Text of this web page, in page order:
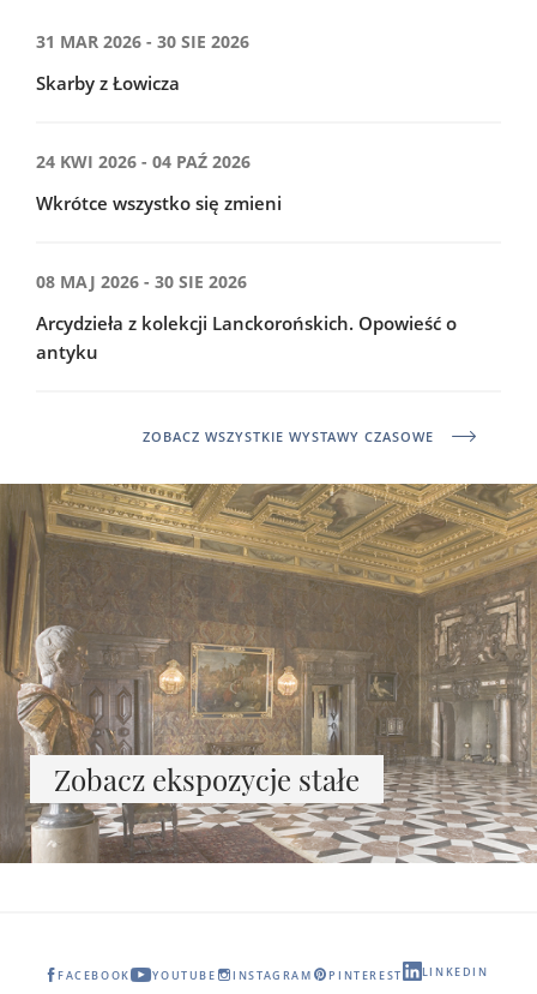
31 MAR 2026 - 30 SIE 2026
Skarby z Łowicza
24 KWI 2026 - 04 PAŹ 2026
Wkrótce wszystko się zmieni
08 MAJ 2026 - 30 SIE 2026
Arcydzieła z kolekcji Lanckorońskich. Opowieść o
antyku
ZOBACZ WSZYSTKIE WYSTAWY CZASOWE
Zobacz ekspozycje stałe
FACEBOOK YOUTUBE INSTAGRAM PINTEREST LINKEDIN